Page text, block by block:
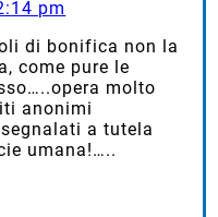
pm
di bonifica non la
come pure le
molto
anonimi
a tutela
umana!…..